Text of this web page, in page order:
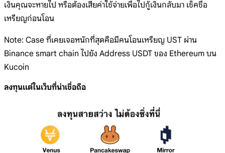
เงินคุณจะหายไป หรือต้องเสียค่าใช้จ่ายเพื่อไปกู้เงินกลับมา เช็คชื่อ
เหรียญก่อนโอน
Note: Case ที่เคยเจอหนักที่สุดคือมีคนโอนเหรียญ UST ผ่าน
Binance smart chain ไปยัง Address USDT ของ Ethereum บน
Kucoin
ลงทุนแต่ในเว็บที่น่าเชื่อถือ